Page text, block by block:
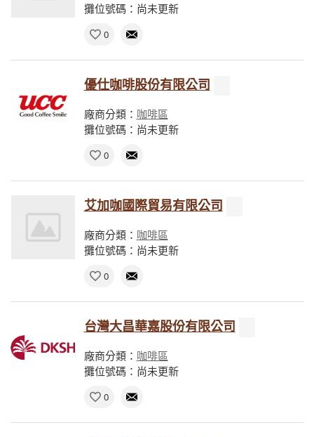
攤位號碼：尚未更新
0
優仕咖啡股份有限公司
廠商分類： 咖啡區
攤位號碼：尚未更新
0
艾加咖國際貿易有限公司
廠商分類： 咖啡區
攤位號碼：尚未更新
0
台灣大昌華嘉股份有限公司
廠商分類： 咖啡區
攤位號碼：尚未更新
0